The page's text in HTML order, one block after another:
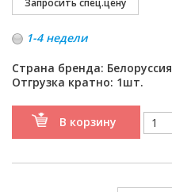
1-4 недели
Страна бренда: Белоруссия
Отгрузка кратно: 1шт.
В корзину